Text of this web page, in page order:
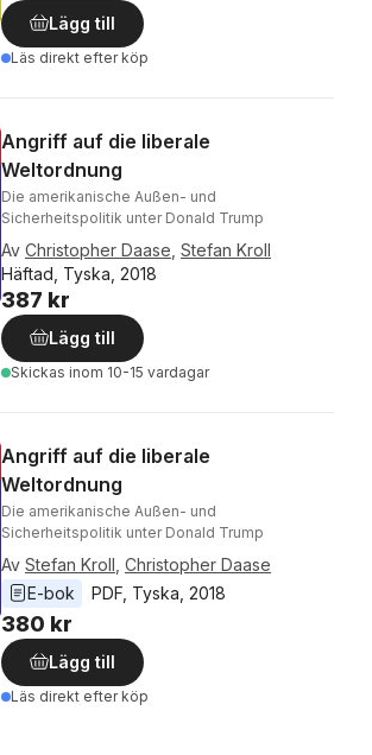
Lägg till
Läs direkt efter köp
Angriff auf die liberale
Weltordnung
Die amerikanische Außen- und
Sicherheitspolitik unter Donald Trump
Av Christopher Daase Stefan Kroll
Häftad, Tyska, 2018
387 kr
Lägg till
Skickas inom 10-15 vardagar
Angriff auf die liberale
Weltordnung
Die amerikanische Außen- und
Sicherheitspolitik unter Donald Trump
Av Stefan Kroll Christopher Daase
E-bok
PDF Tyska 2018
380 kr
Lägg till
Läs direkt efter köp